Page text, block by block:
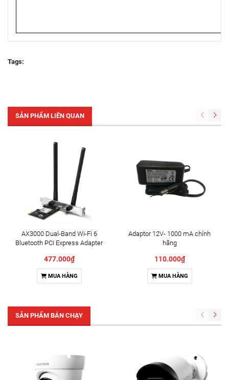
Tags:
SẢN PHẨM LIÊN QUAN
AX3000 Dual-Band Wi-Fi 6
Bluetooth PCI Express Adapter
477.000₫
MUA HÀNG
Adaptor 12V- 1000 mA chính
hãng
110.000₫
MUA HÀNG
SẢN PHẨM BÁN CHẠY